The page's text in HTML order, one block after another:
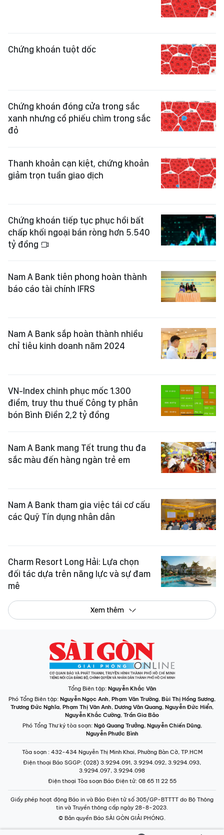
Chứng khoán tuột dốc
Chứng khoán đóng cửa trong sắc
xanh nhưng cổ phiếu chìm trong sắc
đỏ
Thanh khoản cạn kiệt, chứng khoản
giảm trọn tuần giao dịch
Chứng khoán tiếp tục phục hồi bất
chấp khối ngoại bán ròng hơn 5.540
tỷ đồng
Nam A Bank tiên phong hoàn thành
báo cáo tài chính IFRS
Nam A Bank sắp hoàn thành nhiều
chỉ tiêu kinh doanh năm 2024
VN-Index chinh phục mốc 1.300
điểm, truy thu thuế Công ty phân
bón Bình Điền 2,2 tỷ đồng
Nam A Bank mang Tết trung thu đa
sắc màu đến hàng ngàn trẻ em
Nam A Bank tham gia việc tái cơ cấu
các Quỹ Tín dụng nhân dân
Charm Resort Long Hải: Lựa chọn
đối tác dựa trên năng lực và sự đam
mê
Xem thêm
Tổng Biên tập: Nguyễn Khắc Văn
Phó Tổng Biên tập: Nguyễn Ngọc Anh, Phạm Văn Trường, Bùi Thị Hồng Sương,
Trương Đức Nghĩa, Phạm Thị Vân Anh, Dương Văn Quang, Nguyễn Đức Hiển,
Nguyễn Khắc Cường, Trần Gia Bảo
Phó Tổng Thư ký tòa soạn: Ngô Quang Trưởng, Nguyễn Chiến Dũng,
Nguyễn Phước Bình
Tòa soạn : 432-434 Nguyễn Thị Minh Khai, Phường Bàn Cờ, TP.HCM
Điện thoại Báo SGGP: (028) 3.9294.091, 3.9294.092, 3.9294.093,
3.9294.097, 3.9294.098
Điện thoại Tòa soạn Báo Điện tử: 08 65 11 22 55
Giấy phép hoạt động Báo in và Báo Điện tử số 305/GP-BTTTT do Bộ Thông
tin và Truyền thông cấp ngày 28-8-2023.
© Bản quyền Báo SÀI GÒN GIẢI PHÓNG.